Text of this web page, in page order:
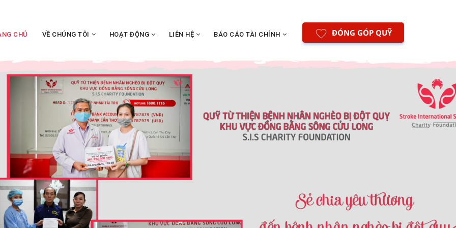
ĐÓNG GÓP QUỸ
CHỦ VỀ CHÚNG TÔI HOẠT ĐỘNG LIÊN HỆ BÁO CÁO TÀI CHÍNH